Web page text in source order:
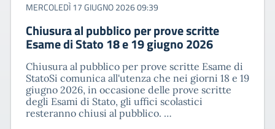
MERCOLEDÌ 17 GIUGNO 2026 09:39
Chiusura al pubblico per prove scritte
Esame di Stato 18 e 19 giugno 2026
Chiusura al pubblico per prove scritte Esame di
StatoSi comunica all'utenza che nei giorni 18 e 19
giugno 2026, in occasione delle prove scritte
degli Esami di Stato, gli uffici scolastici
resteranno chiusi al pubblico. …